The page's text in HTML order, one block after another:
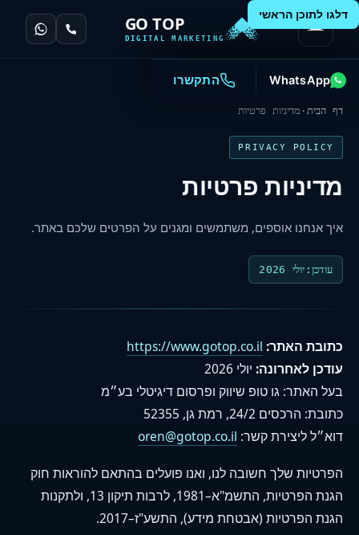
דלגו לתוכן הראשי GO TOP
DIGITAL MARKETING
WhatsApp התקשרו
דף הבית · מדיניות פרטיות
PRIVACY POLICY
מדיניות פרטיות
איך אנחנו אוספים, משתמשים ומגנים על הפרטים שלכם באתר.
עודכן: יולי 2026
כתובת האתר: https://www.gotop.co.il
עודכן לאחרונה: יולי 2026
בעל האתר: גו טופ שיווק ופרסום דיגיטלי בע״מ
כתובת: הרכסים 24/2, רמת גן, 52355
דוא״ל ליצירת קשר: oren@gotop.co.il
הפרטיות שלך חשובה לנו, ואנו פועלים בהתאם להוראות חוק
הגנת הפרטיות, התשמ"א–1981, לרבות תיקון 13, ולתקנות
הגנת הפרטיות (אבטחת מידע), התשע"ז–2017.